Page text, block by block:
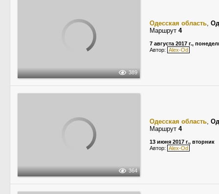
389
Одесская область,
Маршрут 4
7 августа 2017 г.,
Автор: Alex-Od
364
Одесская область,
Маршрут 4
13 июня 2017 г., вторник
Автор: Alex-Od